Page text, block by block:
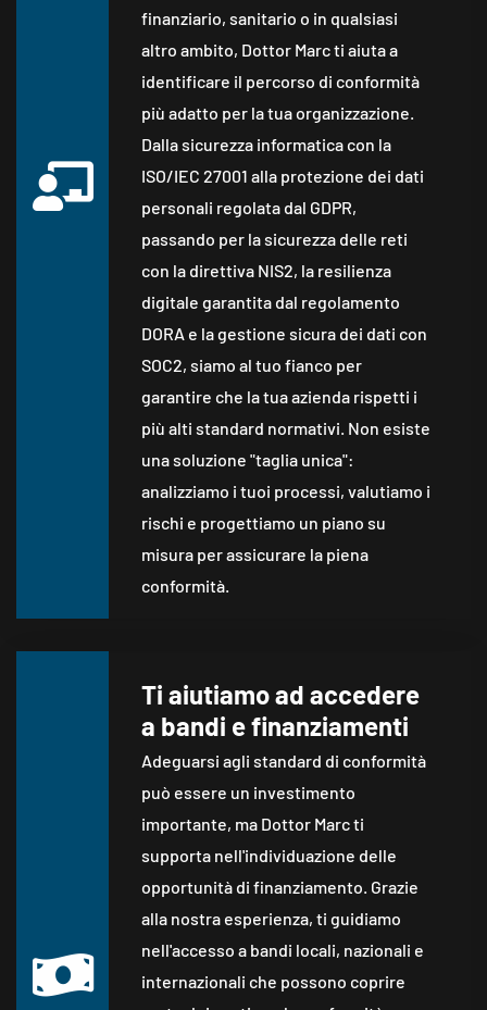
finanziario, sanitario o in qualsiasi
altro ambito, Dottor Marc ti aiuta a
identificare il percorso di conformità
più adatto per la tua organizzazione.
Dalla sicurezza informatica con la
ISO/IEC 27001 alla protezione dei dati
personali regolata dal GDPR,
passando per la sicurezza delle reti
con la direttiva NIS2, la resilienza
digitale garantita dal regolamento
DORA e la gestione sicura dei dati con
SOC2, siamo al tuo fianco per
garantire che la tua azienda rispetti i
più alti standard normativi. Non esiste
una soluzione "taglia unica":
analizziamo i tuoi processi, valutiamo i
rischi e progettiamo un piano su
misura per assicurare la piena
conformità.
Ti aiutiamo ad accedere
a bandi e finanziamenti
Adeguarsi agli standard di conformità
può essere un investimento
importante, ma Dottor Marc ti
supporta nell'individuazione delle
opportunità di finanziamento. Grazie
alla nostra esperienza, ti guidiamo
nell'accesso a bandi locali, nazionali e
internazionali che possono coprire